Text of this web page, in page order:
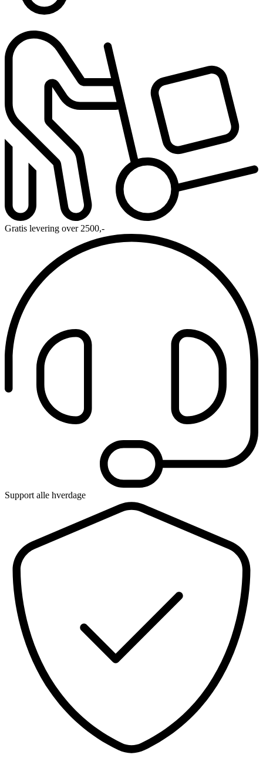
Gratis levering over 2500,-
Support alle hverdage